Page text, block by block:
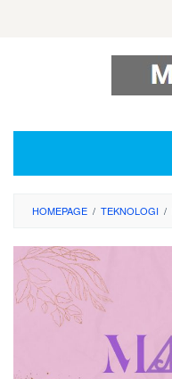
HOMEPAGE / TEKNOLOGI /